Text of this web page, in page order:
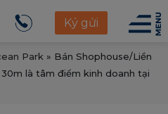
Ký gửi
Park » Bán Shophouse/Liền
là tâm điểm kinh doanh tại